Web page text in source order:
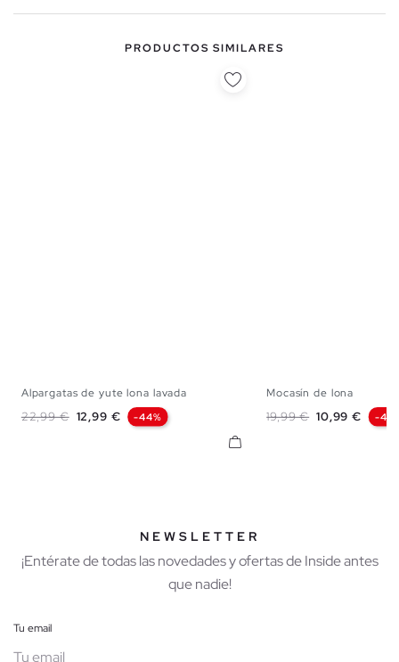
PRODUCTOS SIMILARES
41
Alpargatas de yute lona lavada
Precio base
22,99 € Precio
12,99 € -44%
Mocasín de lona
Precio base
19,99 € Precio
10,99 € -
NEWSLETTER
¡Entérate de todas las novedades y ofertas de Inside antes
que nadie!
Tu email